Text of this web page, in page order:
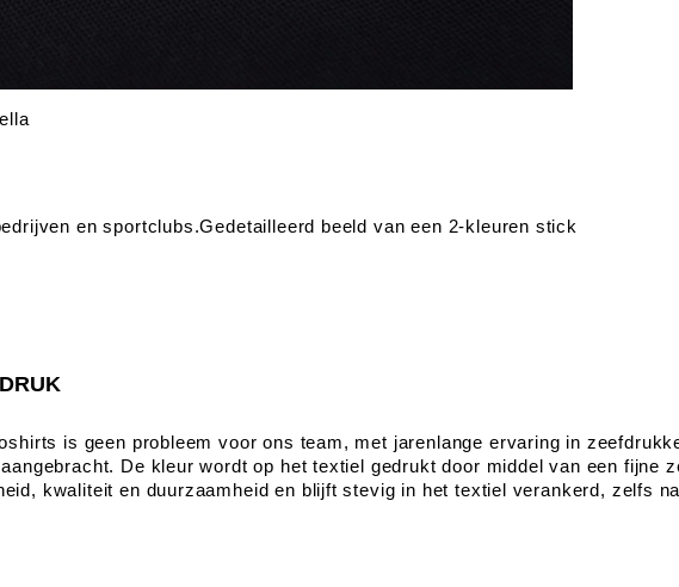
Gedetailleerd beeld van een 2-kleuren stick
is geen probleem voor ons team, met jarenlange ervaring in
De kleur wordt op het textiel gedrukt door middel van een fijne
kwaliteit en duurzaamheid en blijft stevig in het textiel verankerd, zelfs